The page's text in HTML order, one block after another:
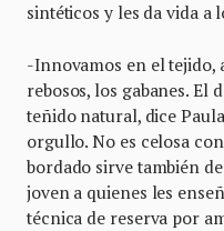
sintéticos y les da vida a
-Innovamos en el tejido,
rebosos, los gabanes. El
teñido natural, dice
orgullo. No es celosa
bordado sirve también
joven a quienes les
técnica de reserva por